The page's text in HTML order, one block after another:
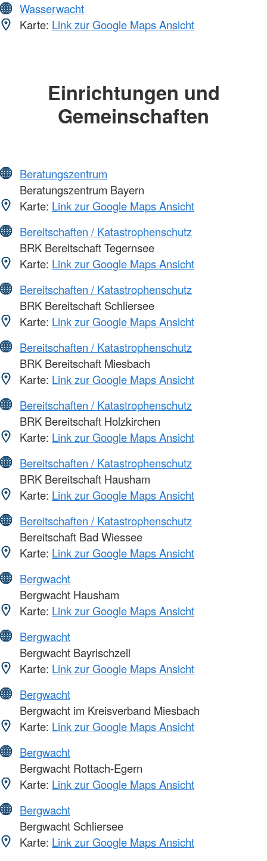
Wasserwacht
Karte: Link zur Google Maps Ansicht
Einrichtungen und
Gemeinschaften
Beratungszentrum
Beratungszentrum Bayern
Karte: Link zur Google Maps Ansicht
Bereitschaften / Katastrophenschutz
BRK Bereitschaft Tegernsee
Karte: Link zur Google Maps Ansicht
Bereitschaften / Katastrophenschutz
BRK Bereitschaft Schliersee
Karte: Link zur Google Maps Ansicht
Bereitschaften / Katastrophenschutz
BRK Bereitschaft Miesbach
Karte: Link zur Google Maps Ansicht
Bereitschaften / Katastrophenschutz
BRK Bereitschaft Holzkirchen
Karte: Link zur Google Maps Ansicht
Bereitschaften / Katastrophenschutz
BRK Bereitschaft Hausham
Karte: Link zur Google Maps Ansicht
Bereitschaften / Katastrophenschutz
Bereitschaft Bad Wiessee
Karte: Link zur Google Maps Ansicht
Bergwacht
Bergwacht Hausham
Karte: Link zur Google Maps Ansicht
Bergwacht
Bergwacht Bayrischzell
Karte: Link zur Google Maps Ansicht
Bergwacht
Bergwacht im Kreisverband Miesbach
Karte: Link zur Google Maps Ansicht
Bergwacht
Bergwacht Rottach-Egern
Karte: Link zur Google Maps Ansicht
Bergwacht
Bergwacht Schliersee
Karte: Link zur Google Maps Ansicht